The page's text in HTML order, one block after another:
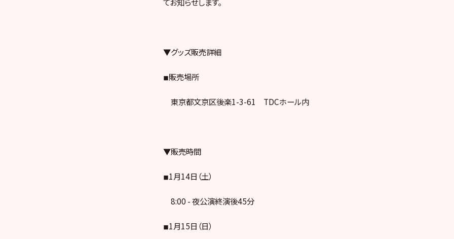
▼グッズ販売詳細
◾︎販売場所
東京都文京区後楽1-3-61 TDCホール内
▼販売時間
◾︎1月14日（土）
8:00 - 夜公演終演後45分
◾︎1月15日（日）